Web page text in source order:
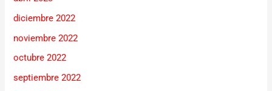
diciembre 2022
noviembre 2022
octubre 2022
septiembre 2022